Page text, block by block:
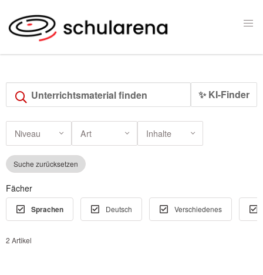
✨ KI-Finder
Niveau Art Inhalte
Suche zurücksetzen
Fächer
Sprachen Deutsch Verschiedenes
2 Artikel